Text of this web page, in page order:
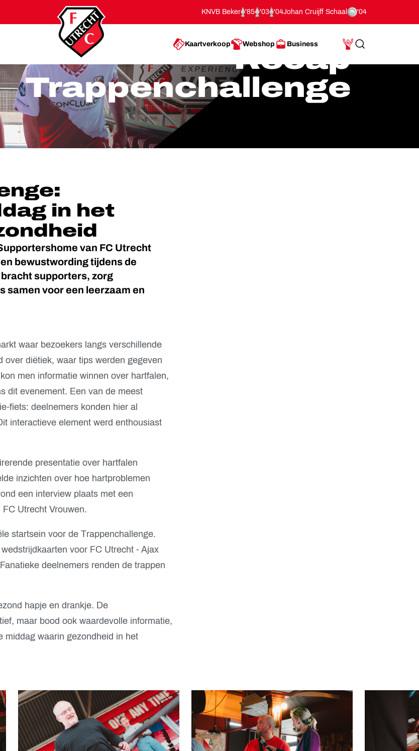
KNVB Beker '85 '03 '04Johan Cruijff Schaal '04
Kaartverkoop Webshop Business
Mijn Account
Search
Recap
Trappenchallenge
in het
van FC Utrecht
bewustwording tijdens de
supporters, zorg
samen voor een leerzaam en
waar bezoekers langs verschillende
diëtiek, waar tips werden gegeven
men informatie winnen over hartfalen,
dit evenement. Een van de meest
fiets: deelnemers konden hier al
interactieve element werd enthousiast
presentatie over hartfalen
inzichten over hoe hartproblemen
een interview plaats met een
Utrecht Vrouwen.
startsein voor de Trappenchallenge.
voor FC Utrecht - Ajax
deelnemers renden de trappen
hapje en drankje. De
maar bood ook waardevolle informatie,
middag waarin gezondheid in het